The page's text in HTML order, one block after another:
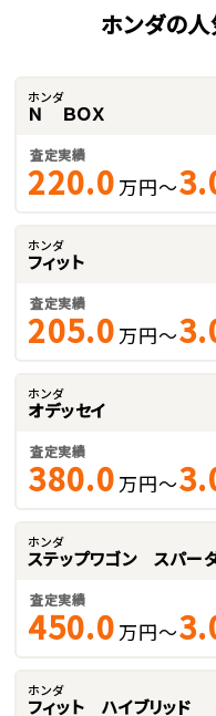
ホンダの
ホンダ
Ｎ ＢＯＸ
査定実績
220.0 万円～
ホンダ
フィット
査定実績
205.0 万円～
ホンダ
オデッセイ
査定実績
380.0 万円～
ホンダ
ステップワゴン スパー
査定実績
450.0 万円～
ホンダ
フィット ハイブリッド